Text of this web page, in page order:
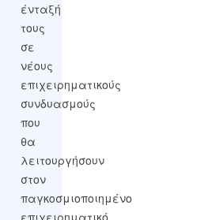
ένταξή
τους
σε
νέους
επιχειρηματικούς
συνδυασμούς
που
θα
λειτουργήσουν
στον
παγκοσμιοποιημένο